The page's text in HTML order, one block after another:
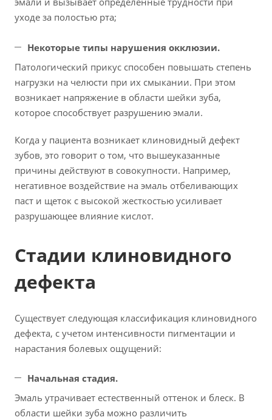
уходе за полостью рта;
Некоторые типы нарушения окклюзии.
Патологический прикус способен повышать степень
нагрузки на челюсти при их смыкании. При этом
возникает напряжение в области шейки зуба,
которое способствует разрушению эмали.
Когда у пациента возникает клиновидный дефект
зубов, это говорит о том, что вышеуказанные
причины действуют в совокупности. Например,
негативное воздействие на эмаль отбеливающих
паст и щеток с высокой жесткостью усиливает
разрушающее влияние кислот.
Стадии клиновидного
дефекта
Существует следующая классификация клиновидного
дефекта, с учетом интенсивности пигментации и
нарастания болевых ощущений:
Начальная стадия.
Эмаль утрачивает естественный оттенок и блеск. В
области шейки зуба можно различить